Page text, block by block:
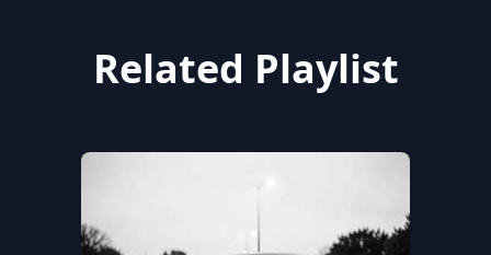
Related Playlist